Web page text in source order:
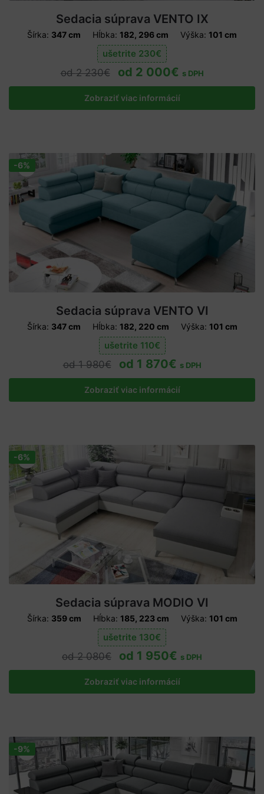
Sedacia súprava VENTO IX
Šírka: 347 cm Hĺbka: 182, 296 cm Výška: 101 cm
ušetrite 230€
2 230€ 2 000€ s DPH
Zobraziť viac informácií
Zľava!
-6%
Sedacia súprava VENTO VI
Šírka: 347 cm Hĺbka: 182, 220 cm Výška: 101 cm
ušetrite 110€
1 980€ 1 870€ s DPH
Zobraziť viac informácií
Zľava!
-6%
Sedacia súprava MODIO VI
Šírka: 359 cm Hĺbka: 185, 223 cm Výška: 101 cm
ušetrite 130€
2 080€ 1 950€ s DPH
Zobraziť viac informácií
Zľava!
-9%